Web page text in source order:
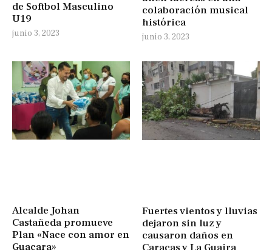
de Softbol Masculino
U19
junio 3, 2023
colaboración musical
histórica
junio 3, 2023
Alcalde Johan
Castañeda promueve
Plan «Nace con amor en
Guacara»
Fuertes vientos y lluvias
dejaron sin luz y
causaron daños en